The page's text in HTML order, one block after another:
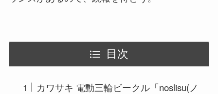
目次
カワサキ 電動三輪ビークル「noslisu(ノ